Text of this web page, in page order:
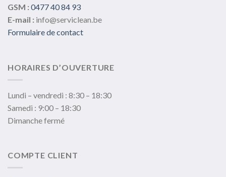
GSM : 0477 40 84 93
E-mail : info@serviclean.be
Formulaire de contact
HORAIRES D’OUVERTURE
Lundi – vendredi : 8:30 – 18:30
Samedi : 9:00 – 18:30
Dimanche fermé
COMPTE CLIENT